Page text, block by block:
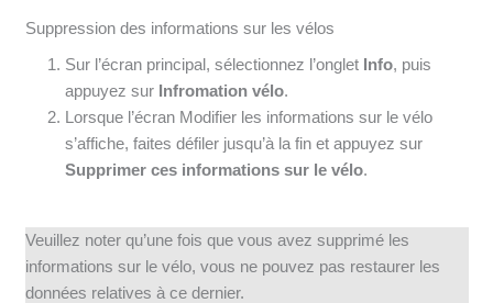
Suppression des informations sur les vélos
Sur l’écran principal, sélectionnez l’onglet Info, puis
appuyez sur Infromation vélo.
Lorsque l’écran Modifier les informations sur le vélo
s’affiche, faites défiler jusqu’à la fin et appuyez sur
Supprimer ces informations sur le vélo.
Veuillez noter qu’une fois que vous avez supprimé les
informations sur le vélo, vous ne pouvez pas restaurer les
données relatives à ce dernier.